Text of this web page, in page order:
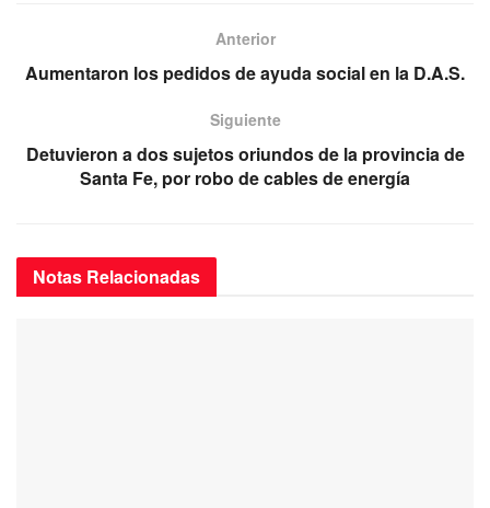
o
k
p
a
m
Anterior
Aumentaron los pedidos de ayuda social en la D.A.S.
Siguiente
Detuvieron a dos sujetos oriundos de la provincia de
Santa Fe, por robo de cables de energía
Notas Relacionadas